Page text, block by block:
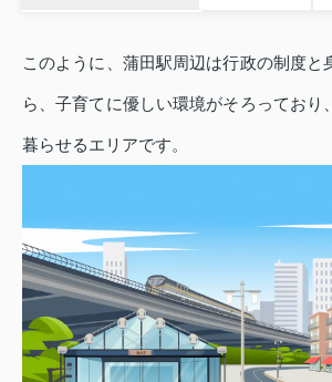
このように、蒲田駅周辺は行政の制度と
ら、子育てに優しい環境がそろっており
暮らせるエリアです。